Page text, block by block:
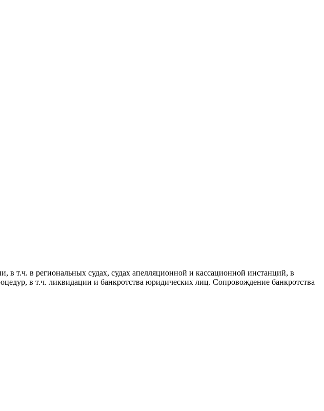
в т.ч. в региональных судах, судах апелляционной и кассационной инстанций, в
в т.ч. ликвидации и банкротства юридических лиц. Сопровождение банкротства